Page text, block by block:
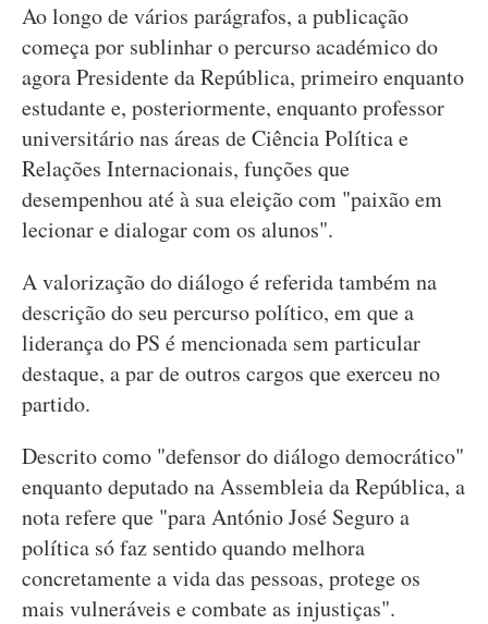
Ao longo de vários parágrafos, a publicação
começa por sublinhar o percurso académico do
agora Presidente da República, primeiro enquanto
estudante e, posteriormente, enquanto professor
universitário nas áreas de Ciência Política e
Relações Internacionais, funções que
desempenhou até à sua eleição com "paixão em
lecionar e dialogar com os alunos".
A valorização do diálogo é referida também na
descrição do seu percurso político, em que a
liderança do PS é mencionada sem particular
destaque, a par de outros cargos que exerceu no
partido.
Descrito como "defensor do diálogo democrático"
enquanto deputado na Assembleia da República, a
nota refere que "para António José Seguro a
política só faz sentido quando melhora
concretamente a vida das pessoas, protege os
mais vulneráveis e combate as injustiças".